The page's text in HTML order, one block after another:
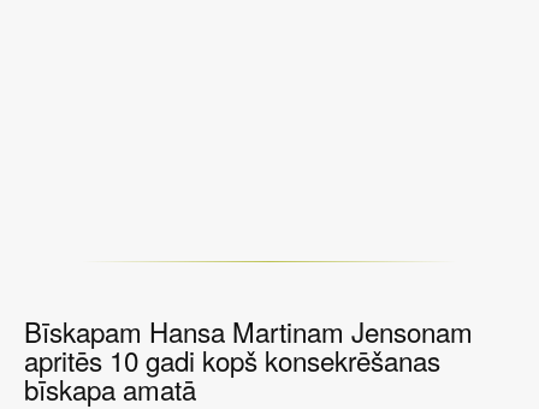
Bīskapam Hansa Martinam Jensonam
apritēs 10 gadi kopš konsekrēšanas
bīskapa amatā